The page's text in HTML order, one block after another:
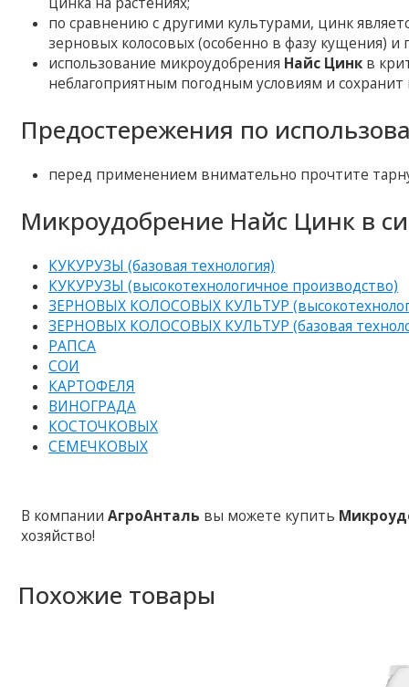
по сравнению с другими культурами, цинк
зерновых колосовых (особенно в фазу кущения) и
использование микроудобрения Найс Цинк в
неблагоприятным погодным условиям и сохранит
Предостережения по
перед применением внимательно прочтите
Микроудобрение Найс Цинк в
КУКУРУЗЫ (базовая технология)
КУКУРУЗЫ (высокотехнологичное производство)
ЗЕРНОВЫХ КОЛОСОВЫХ КУЛЬТУР
ЗЕРНОВЫХ КОЛОСОВЫХ КУЛЬТУР (базовая
РАПСА
СОИ
КАРТОФЕЛЯ
ВИНОГРАДА
КОСТОЧКОВЫХ
СЕМЕЧКОВЫХ
В компанииАгроАнталь вы можете купить
хозяйство!
Похожие товары